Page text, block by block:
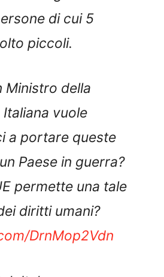
di cui 5
piccoli.
Ministro della
vuole
a portare queste
Paese in guerra?
permette una tale
diritti umani?
DrnMop2Vdn